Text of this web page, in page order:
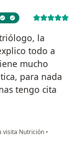
la
todo a
mucho
para nada
tengo cita
visita Nutrición •